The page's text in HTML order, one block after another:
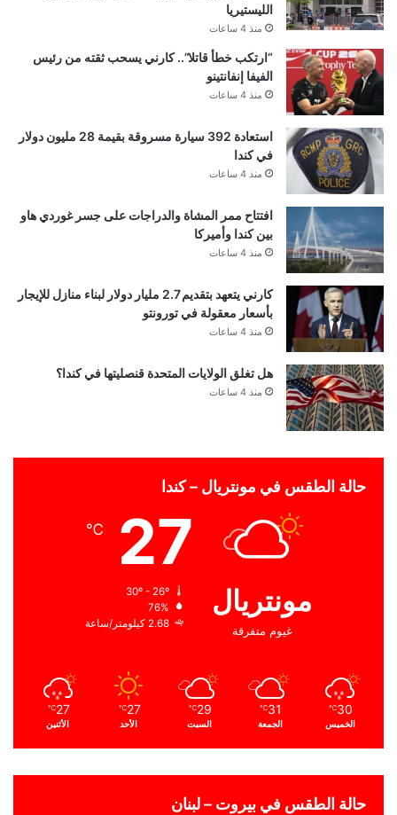
الليستيريا
منذ 4 ساعات
“ارتكب خطأ قاتلا”.. كارني يسحب ثقته من رئيس
الفيفا إنفانتينو
منذ 4 ساعات
استعادة 392 سيارة مسروقة بقيمة 28 مليون دولار
في كندا
منذ 4 ساعات
افتتاح ممر المشاة والدراجات على جسر غوردي هاو
بين كندا وأميركا
منذ 4 ساعات
كارني يتعهد بتقديم 2.7 مليار دولار لبناء منازل للإيجار
بأسعار معقولة في تورونتو
منذ 4 ساعات
هل تغلق الولايات المتحدة قنصليتها في كندا؟
منذ 4 ساعات
حالة الطقس في مونتريال – كندا
مونتريال
غيوم متفرقة
27
℃
76%
2.68 كيلومتر/ساعة
30
℃
الخميس
31
℃
الجمعة
29
℃
السبت
27
℃
الأحد
27
℃
الأثنين
حالة الطقس في بيروت – لبنان